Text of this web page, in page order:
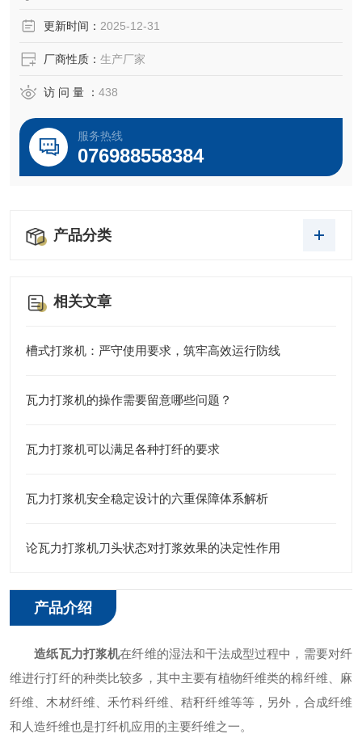
更新时间： 2025-12-31
厂商性质： 生产厂家
访 问 量 ： 438
服务热线
076988558384
产品分类
相关文章
槽式打浆机：严守使用要求，筑牢高效运行防线
瓦力打浆机的操作需要留意哪些问题？
瓦力打浆机可以满足各种打纤的要求
瓦力打浆机安全稳定设计的六重保障体系解析
论瓦力打浆机刀头状态对打浆效果的决定性作用
产品介绍
造纸瓦力打浆机在纤维的湿法和干法成型过程中，需要对纤
维进行打纤的种类比较多，其中主要有植物纤维类的棉纤维、麻
纤维、木材纤维、禾竹科纤维、秸秆纤维等等，另外，合成纤维
和人造纤维也是打纤机应用的主要纤维之一。